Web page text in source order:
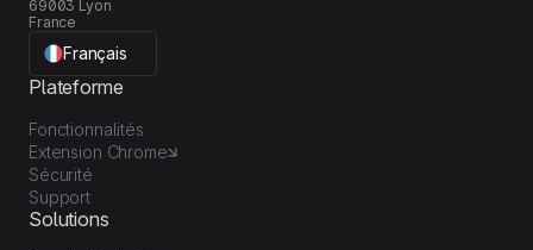
69003 Lyon
France
Français
Plateforme
Fonctionnalités
Extension Chrome
Sécurité
Support
Solutions